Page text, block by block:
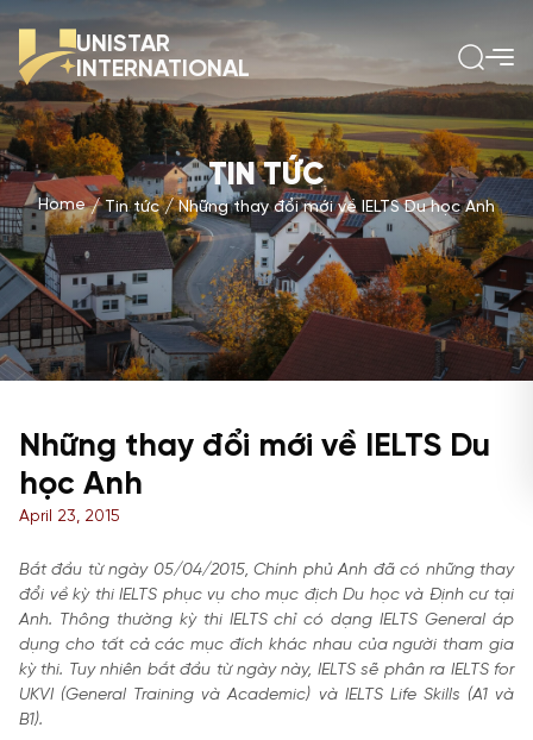
UNISTAR
INTERNATIONAL
TIN TỨC
Home Tin tức Những thay đổi mới về IELTS Du học Anh
Những thay đổi mới về IELTS Du
học Anh
April 23, 2015
Bắt đầu từ ngày 05/04/2015, Chính phủ Anh đã có những thay
đổi về kỳ thi IELTS phục vụ cho mục địch Du học và Định cư tại
Anh. Thông thường kỳ thi IELTS chỉ có dạng IELTS General áp
dụng cho tất cả các mục đích khác nhau của người tham gia
kỳ thi. Tuy nhiên bắt đầu từ ngày này, IELTS sẽ phân ra IELTS for
UKVI (General Training và Academic) và IELTS Life Skills (A1 và
B1).